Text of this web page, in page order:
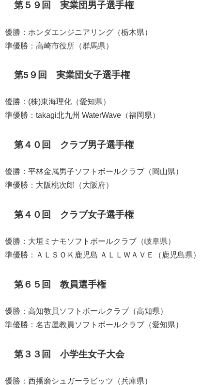
第５９回 実業団男子選手権
優勝：ホンダエンジニアリング（栃木県）
準優勝：高崎市役所（群馬県）
第5９回 実業団女子選手権
優勝：(株)東海理化（愛知県）
準優勝：takagi北九州 WaterWave（福岡県）
第４０回 クラブ男子選手権
優勝：平林金属男子ソフトボールクラブ（岡山県）
準優勝：大阪桃次郎（大阪府）
第４０回 クラブ女子選手権
優勝：大垣ミナモソフトボールクラブ（岐阜県）
準優勝：ＡＬＳＯＫ鹿児島 ＡＬＬＷＡＶＥ（鹿児島県）
第６５回 教員選手権
優勝：高知教員ソフトボールクラブ（高知県）
準優勝：名古屋教員ソフトボールクラブ（愛知県）
第３３回 小学生女子大会
優勝：西播磨シュガーラビッツ（兵庫県）